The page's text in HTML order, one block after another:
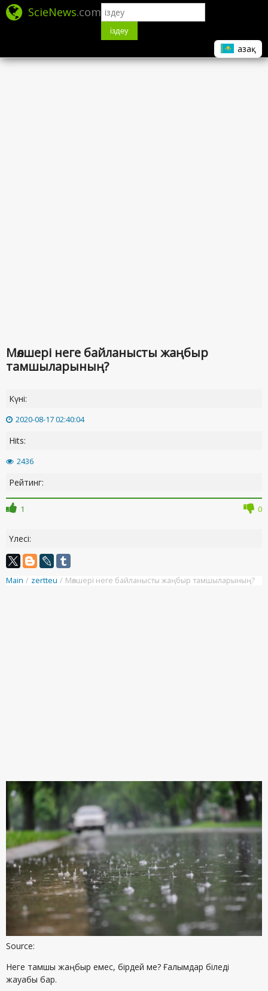
ScieNews.com
іздеу
Қазақ
Мөлшері неге байланысты жаңбыр
тамшыларының?
Күні:
2020-08-17 02:40:04
Hits:
2436
Рейтинг:
1 0
Үлесі:
Main / zertteu / Мөлшері неге байланысты жаңбыр тамшыларының?
Source:
Неге тамшы жаңбыр емес, бірдей ме? Ғалымдар біледі
жауабы бар.